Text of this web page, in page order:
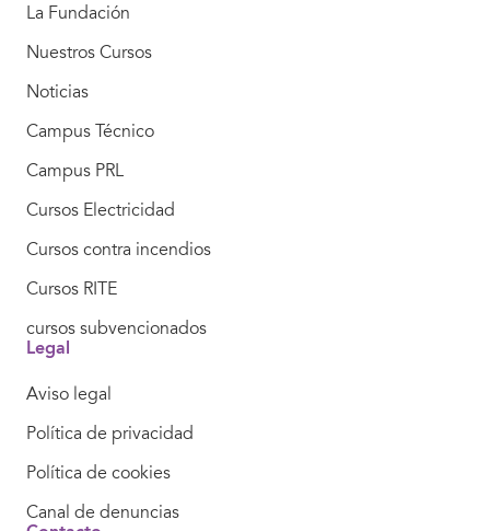
La Fundación
Nuestros Cursos
Noticias
Campus Técnico
Campus PRL
Cursos Electricidad
Cursos contra incendios
Cursos RITE
cursos subvencionados
Legal
Aviso legal
Política de privacidad
Política de cookies
Canal de denuncias